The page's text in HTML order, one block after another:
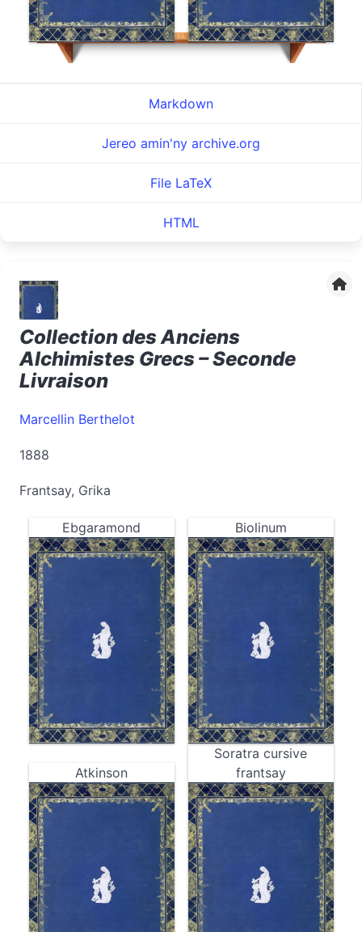
Markdown
Jereo amin'ny archive.org
File LaTeX
HTML
Collection des Anciens
Alchimistes Grecs – Seconde
Livraison
Marcellin Berthelot
1888
Frantsay, Grika
Ebgaramond Biolinum
Atkinson
Soratra cursive
frantsay